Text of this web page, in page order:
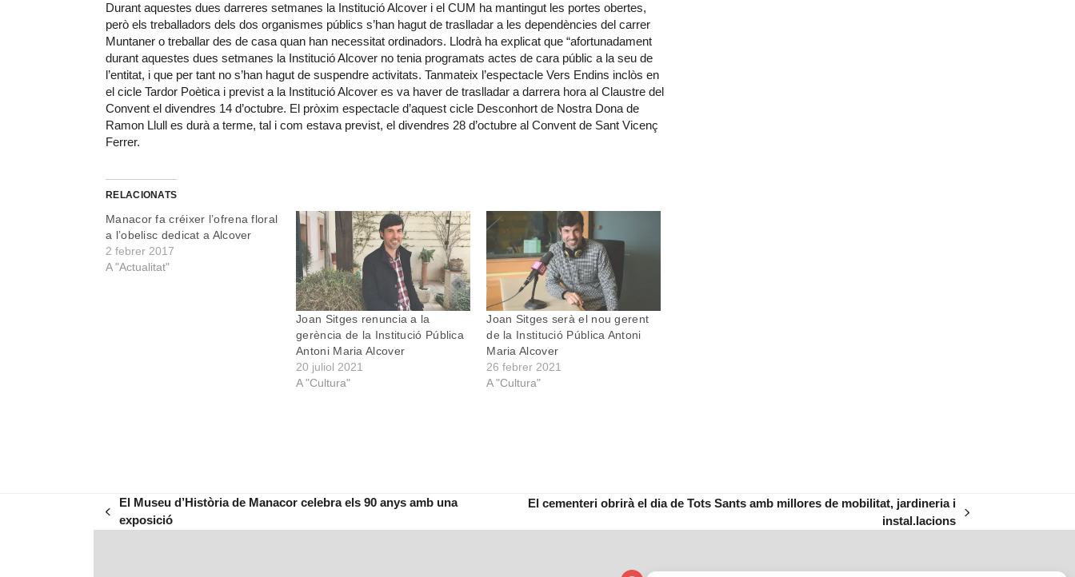
Durant aquestes dues darreres setmanes la Institució Alcover i el CUM ha mantingut les portes obertes,
però els treballadors dels dos organismes públics s’han hagut de traslladar a les dependències del carrer
Muntaner o treballar des de casa quan han necessitat ordinadors. Llodrà ha explicat que “afortunadament
durant aquestes dues setmanes la Institució Alcover no tenia programats actes de cara públic a la seu de
l’entitat, i que per tant no s’han hagut de suspendre activitats. Tanmateix l’espectacle Vers Endins inclòs en
el cicle Tardor Poètica i previst a la Institució Alcover es va haver de traslladar a darrera hora al Claustre del
Convent el divendres 14 d’octubre. El pròxim espectacle d’aquest cicle Desconhort de Nostra Dona de
Ramon Llull es durà a terme, tal i com estava previst, el divendres 28 d’octubre al Convent de Sant Vicenç
Ferrer.
RELACIONATS
Manacor fa créixer l’ofrena floral
a l’obelisc dedicat a Alcover
2 febrer 2017
A "Actualitat"
Joan Sitges renuncia a la
gerència de la Institució Pública
Antoni Maria Alcover
20 juliol 2021
A "Cultura"
Joan Sitges serà el nou gerent
de la Institució Pública Antoni
Maria Alcover
26 febrer 2021
A "Cultura"
previous
El Museu d’Història de Manacor celebra els 90 anys amb una
exposició
El cementeri obrirà el dia de Tots Sants amb millores de mobilitat, jardineria i
instal.lacions